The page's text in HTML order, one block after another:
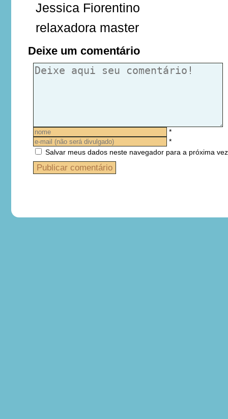
Jessica Fiorentino
relaxadora master
Deixe um comentário
*
*
Salvar meus dados neste navegador para a próxima